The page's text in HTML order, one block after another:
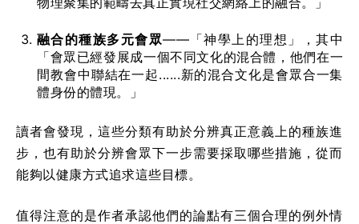
融合的種族多元會眾——「神學上的理想」，其中
「會眾已經發展成一個不同文化的混合體，他們在一
間教會中聯結在一起......新的混合文化是會眾合一集
體身份的體現。」
讀者會發現，這些分類有助於分辨真正意義上的種族進
步，也有助於分辨會眾下一步需要採取哪些措施，從而
能夠以健康方式追求這些目標。
值得注意的是作者承認他們的論點有三個合理的例外情